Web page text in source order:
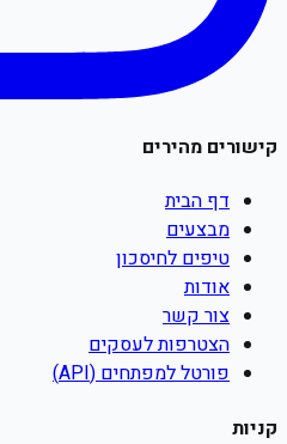
קישורים מהירים
דף הבית
מבצעים
טיפים לחיסכון
אודות
צור קשר
הצטרפות לעסקים
פורטל למפתחים (API)
קניות